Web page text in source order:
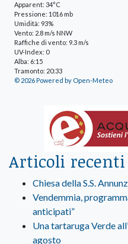
Apparent: 34°C
Pressione: 1016 mb
Umidità: 93%
Vento: 2.8 m/s NNW
Raffiche di vento: 9.3 m/s
UV-Index: 0
Alba: 6:15
Tramonto: 20:33
© 2026 Powered by Open-Meteo
Articoli recenti
Chiesa della S.S.
Vendemmia,
anticipati”
Una tartaruga Verde
agosto